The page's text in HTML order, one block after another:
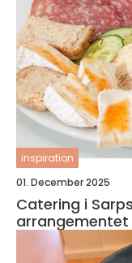
inspiration
01. December 2025
Catering i
arrangementet